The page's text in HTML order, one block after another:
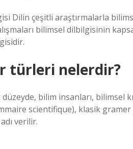
Dilin çeşitli araştırmalarla
bilimsel dilbilgisinin
türleri nelerdir?
bilim insanları, bilimsel
scientifique), klasik
verilir.